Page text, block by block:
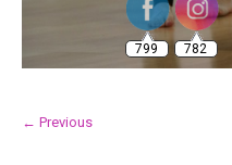
← Previous
799 782